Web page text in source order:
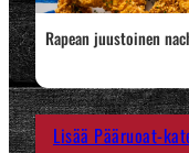
Rapean juustoinen
Lisää Pääruoat-